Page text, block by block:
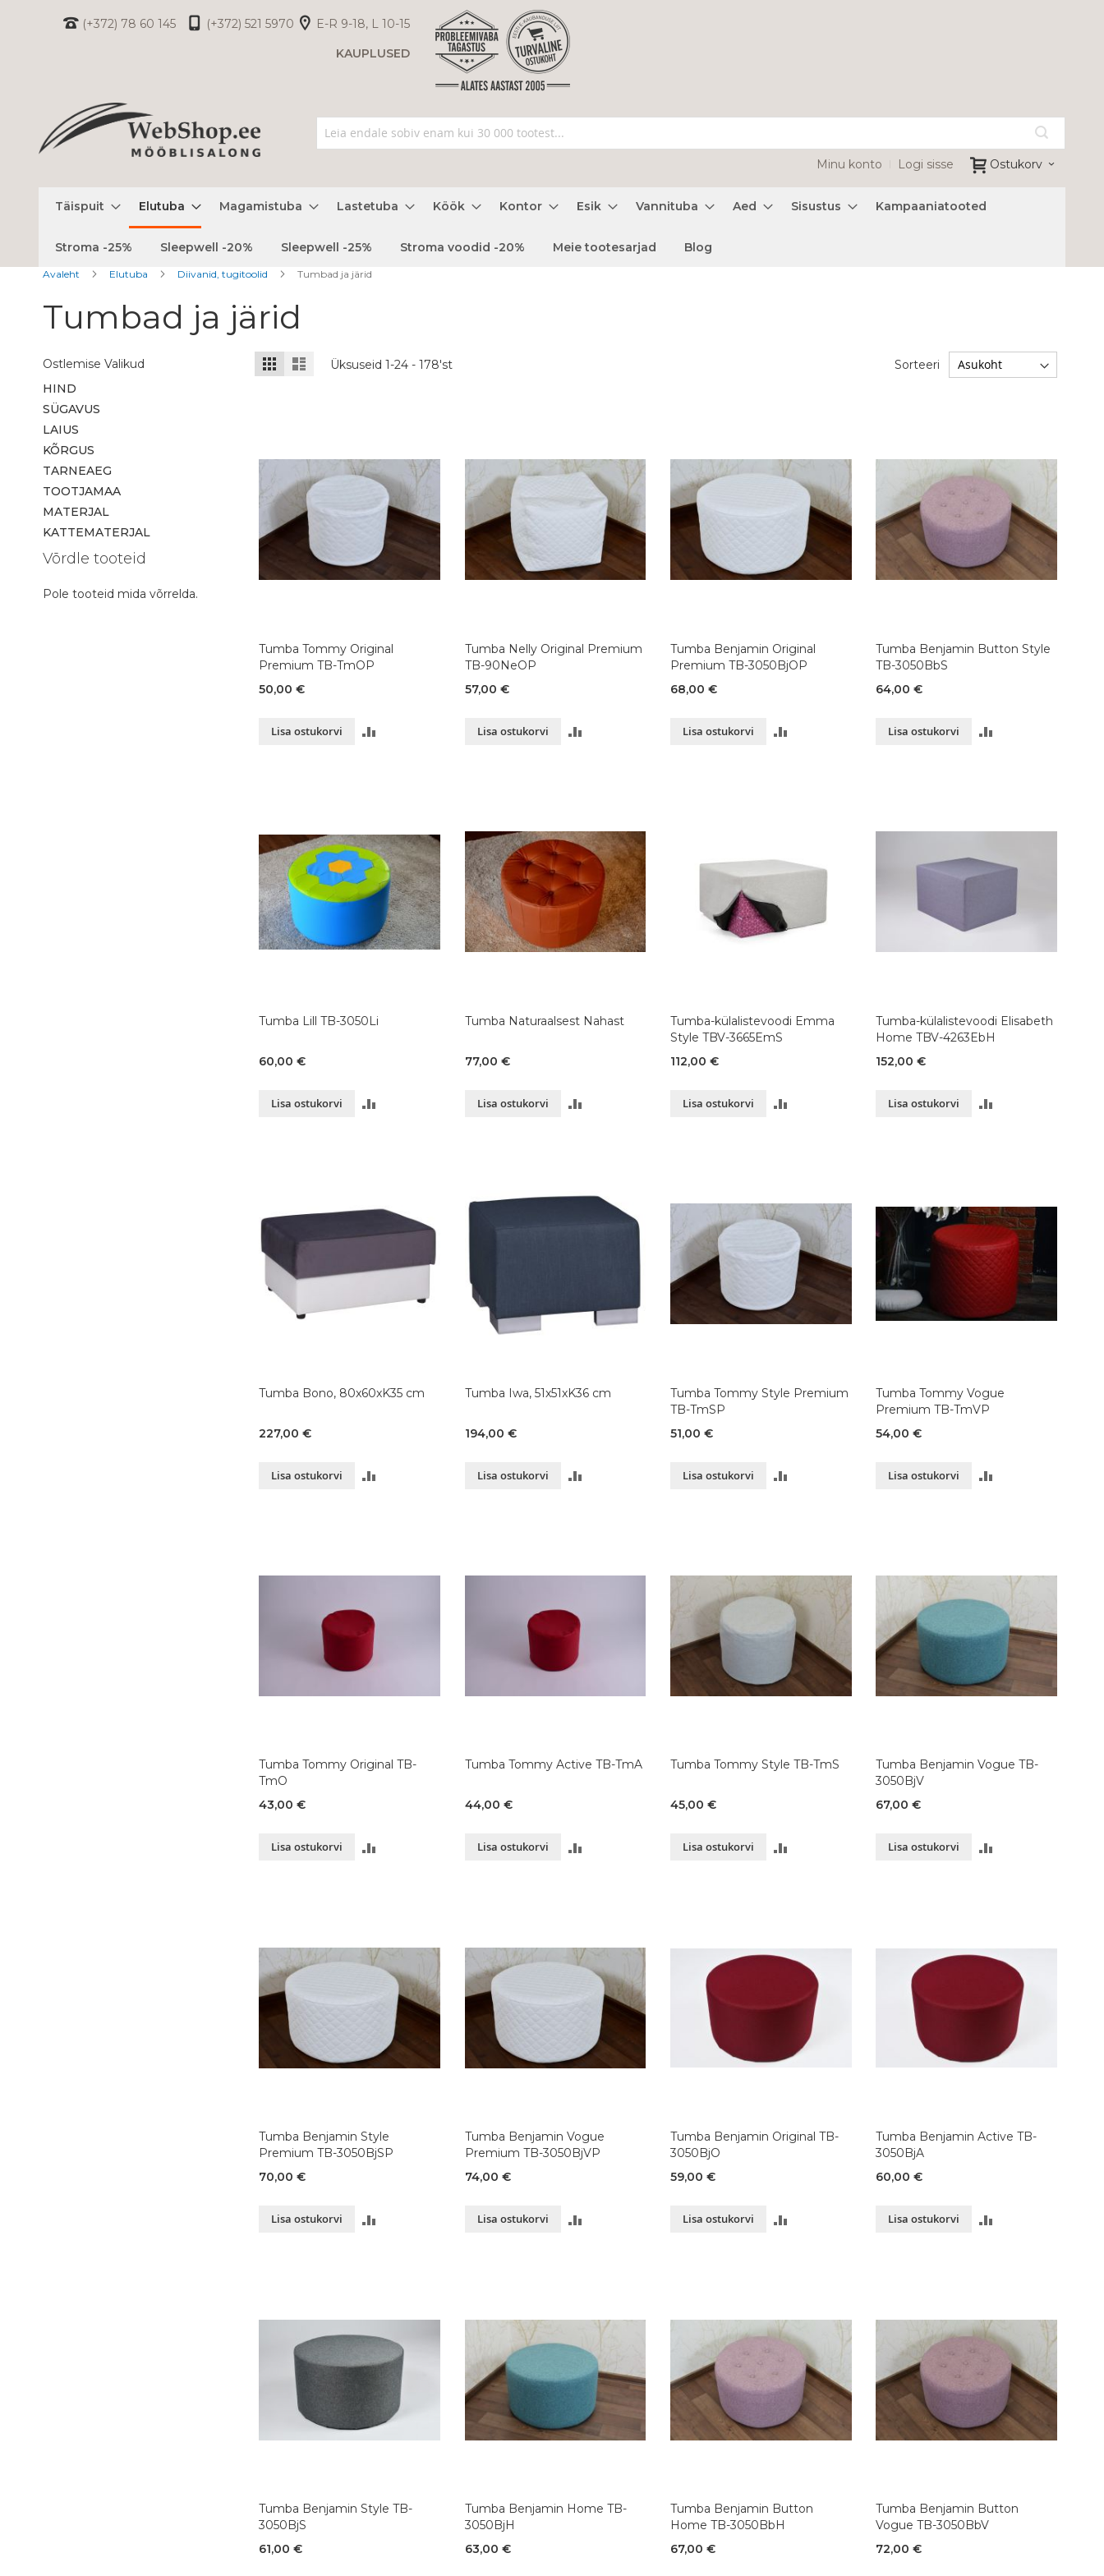
(+372) 78 60 145 (+372) 521 5970
E-R 9-18, L 10-15
KAUPLUSED
Ostukorv
Minu konto Logi sisse
Täispuit Elutuba Magamistuba Lastetuba Köök Kontor Esik Vannituba Aed Sisustus Kampaaniatooted
Stroma -25% Sleepwell -20% Sleepwell -25% Stroma voodid -20% Meie tootesarjad Blog
Avaleht Elutuba Diivanid, tugitoolid Tumbad ja järid
Tumbad ja järid
Kuvamisviis
Ruudustik
NimekiriÜksuseid1-24 -178'st Sorteeri
Tumba Tommy Original
Premium TB-TmOP
50,00 €
Lisa ostukorvi
Tumba Nelly Original Premium
TB-90NeOP
57,00 €
Lisa ostukorvi
Tumba Benjamin Original
Premium TB-3050BjOP
68,00 €
Lisa ostukorvi
Tumba Benjamin Button Style
TB-3050BbS
64,00 €
Lisa ostukorvi
Tumba Lill TB-3050Li
60,00 €
Lisa ostukorvi
Tumba Naturaalsest Nahast
77,00 €
Lisa ostukorvi
Tumba-külalistevoodi Emma
Style TBV-3665EmS
112,00 €
Lisa ostukorvi
Tumba-külalistevoodi Elisabeth
Home TBV-4263EbH
152,00 €
Lisa ostukorvi
Tumba Bono, 80x60xK35 cm
227,00 €
Lisa ostukorvi
Tumba Iwa, 51x51xK36 cm
194,00 €
Lisa ostukorvi
Tumba Tommy Style Premium
TB-TmSP
51,00 €
Lisa ostukorvi
Tumba Tommy Vogue
Premium TB-TmVP
54,00 €
Lisa ostukorvi
Tumba Tommy Original TB-
TmO
43,00 €
Lisa ostukorvi
Tumba Tommy Active TB-TmA
44,00 €
Lisa ostukorvi
Tumba Tommy Style TB-TmS
45,00 €
Lisa ostukorvi
Tumba Benjamin Vogue TB-
3050BjV
67,00 €
Lisa ostukorvi
Tumba Benjamin Style
Premium TB-3050BjSP
70,00 €
Lisa ostukorvi
Tumba Benjamin Vogue
Premium TB-3050BjVP
74,00 €
Lisa ostukorvi
Tumba Benjamin Original TB-
3050BjO
59,00 €
Lisa ostukorvi
Tumba Benjamin Active TB-
3050BjA
60,00 €
Lisa ostukorvi
Tumba Benjamin Style TB-
3050BjS
61,00 €
Tumba Benjamin Home TB-
3050BjH
63,00 €
Tumba Benjamin Button
Home TB-3050BbH
67,00 €
Tumba Benjamin Button
Vogue TB-3050BbV
72,00 €
Ostlemise Valikud
HIND
SÜGAVUS
LAIUS
KÕRGUS
TARNEAEG
TOOTJAMAA
MATERJAL
KATTEMATERJAL
Võrdle tooteid
Pole tooteid mida võrrelda.